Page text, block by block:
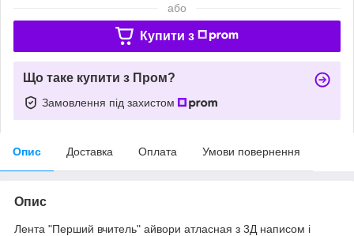
або
Купити з
Що таке купити з Пром?
Замовлення під захистом
Опис Доставка Оплата Умови повернення
Опис
Лента "Перший вчитель" айвори атласная з 3Д написом і